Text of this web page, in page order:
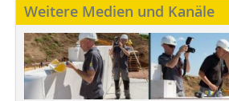
Weitere Medien und Kanäle